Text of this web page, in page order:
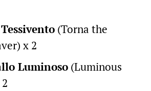
(Torna the
x 2
Luminoso(Luminous